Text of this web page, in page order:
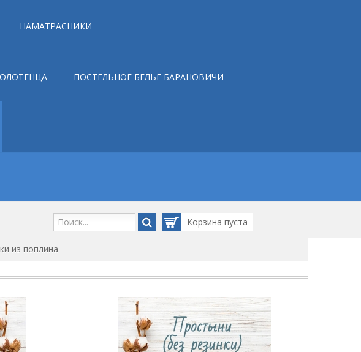
НАМАТРАСНИКИ
ПОСТЕЛЬНОЕ БЕЛЬЕ БАРАНОВИЧИ
Корзинапуста
из поплина